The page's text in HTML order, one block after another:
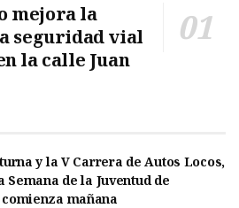
mejora la
seguridad vial
la calle Juan
y la V Carrera de Autos Locos,
Semana de la Juventud de
mañana